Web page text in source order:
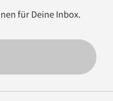
für Deine Inbox.